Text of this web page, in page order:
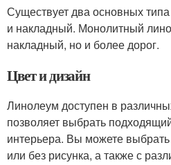
Существует два основных
и накладный. Монолитный
накладный, но и более дорог.
Цвет и дизайн
Линолеум доступен в
позволяет выбрать
интерьера. Вы можете
или без рисунка, а также с